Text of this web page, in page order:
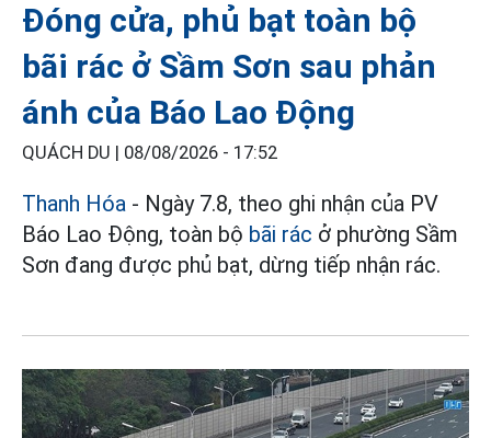
Đóng cửa, phủ bạt toàn bộ
bãi rác ở Sầm Sơn sau phản
ánh của Báo Lao Động
QUÁCH DU | 08/08/2026 - 17:52
Thanh Hóa - Ngày 7.8, theo ghi nhận của PV
Báo Lao Động, toàn bộ bãi rác ở phường Sầm
Sơn đang được phủ bạt, dừng tiếp nhận rác.